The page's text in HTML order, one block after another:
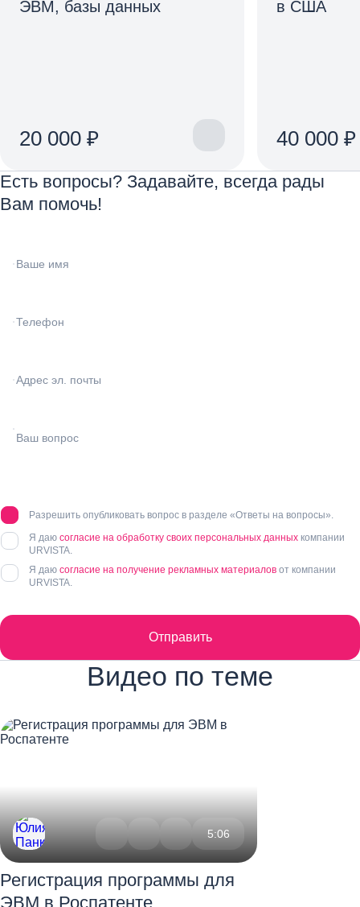
ЭВМ, базы данных
20 000 ₽
в США
40 000 ₽
Есть вопросы? Задавайте, всегда рады
Вам помочь!
Разрешить опубликовать вопрос в разделе «Ответы на вопросы».
Я даю согласие на обработку своих персональных данных компании
URVISTA.
Я даю согласие на получение рекламных материалов от компании
URVISTA.
Отправить
Видео по теме
5:06
Регистрация программы для
ЭВМ в Роспатенте